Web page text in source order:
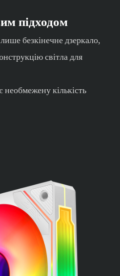
підходом
безкінечне дзеркало,
світла для
необмежену кількість